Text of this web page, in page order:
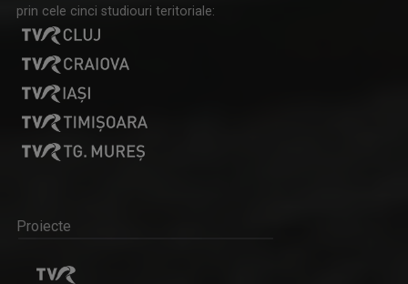
prin cele cinci studiouri teritoriale:
Proiecte